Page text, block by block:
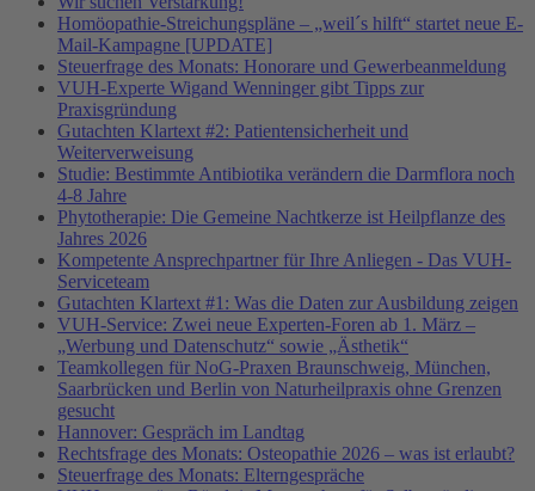
Homöopathie-Streichungspläne – „weil´s hilft“ startet neue E-
Mail-Kampagne [UPDATE]
Steuerfrage des Monats: Honorare und Gewerbeanmeldung
VUH-Experte Wigand Wenninger gibt Tipps zur
Praxisgründung
Gutachten Klartext #2: Patientensicherheit und
Weiterverweisung
Studie: Bestimmte Antibiotika verändern die Darmflora noch
4-8 Jahre
Phytotherapie: Die Gemeine Nachtkerze ist Heilpflanze des
Jahres 2026
Kompetente Ansprechpartner für Ihre Anliegen - Das VUH-
Serviceteam
Gutachten Klartext #1: Was die Daten zur Ausbildung zeigen
VUH-Service: Zwei neue Experten-Foren ab 1. März –
„Werbung und Datenschutz“ sowie „Ästhetik“
Teamkollegen für NoG-Praxen Braunschweig, München,
Saarbrücken und Berlin von Naturheilpraxis ohne Grenzen
gesucht
Hannover: Gespräch im Landtag
Rechtsfrage des Monats: Osteopathie 2026 – was ist erlaubt?
Steuerfrage des Monats: Elterngespräche